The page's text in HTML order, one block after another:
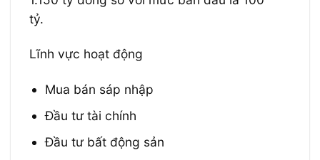
tỷ.
Lĩnh vực hoạt động
Mua bán sáp nhập
Đầu tư tài chính
Đầu tư bất động sản